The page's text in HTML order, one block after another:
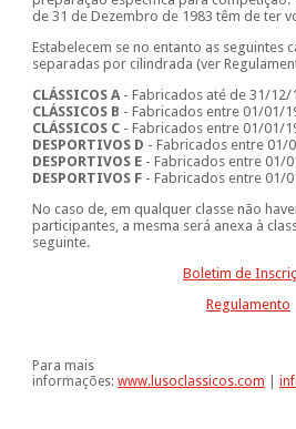
de 31 de Dezembro de 1983 têm de ter
Estabelecem se no entanto as seguintes
separadas por cilindrada (ver
CLÁSSICOS A- Fabricados até de 31/12/
CLÁSSICOS B - Fabricados entre 01/01/
CLÁSSICOS C- Fabricados entre 01/01/
DESPORTIVOS D - Fabricados entre 01/
DESPORTIVOS E- Fabricados entre 01/
DESPORTIVOS F- Fabricados entre 01/
No caso de, em qualquer classe não
participantes, a mesma será anexa à
seguinte.
Boletim de
Regulamento
Para mais
informações: www.lusoclassicos.com